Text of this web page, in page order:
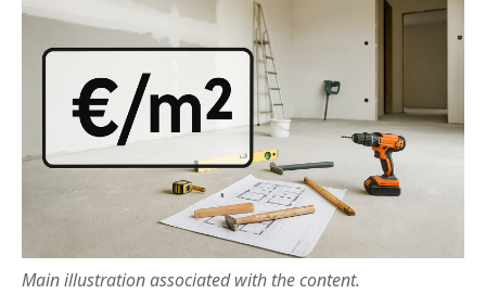
Main illustration associated with the content.